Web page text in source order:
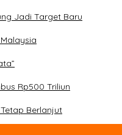
Jadi Target Baru
Rp500 Triliun
Berlanjut